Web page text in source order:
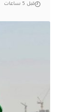
قبل 5 ساعات